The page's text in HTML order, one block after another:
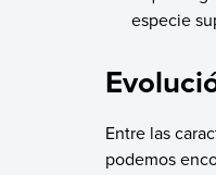
especie
Entre las
podemos